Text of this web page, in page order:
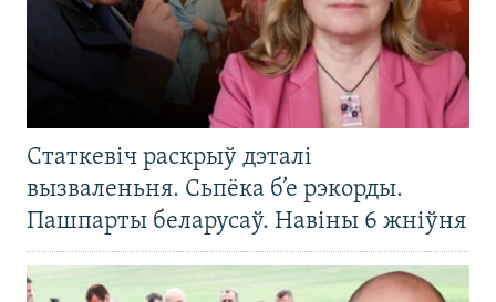
Статкевіч раскрыў дэталі
вызваленьня. Сьпёка б’е рэкорды.
Пашпарты беларусаў. Навіны 6 жніўня